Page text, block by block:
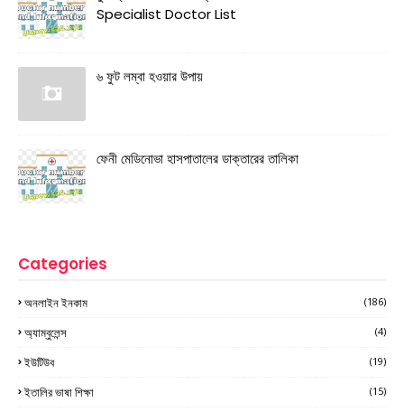
Specialist Doctor List
৬ ফুট লম্বা হওয়ার উপায়
ফেনী মেডিনোভা হাসপাতালের ডাক্তারের তালিকা
Categories
অনলাইন ইনকাম (186)
অ্যাম্বুলেন্স (4)
ইউটিউব (19)
ইতালির ভাষা শিক্ষা (15)